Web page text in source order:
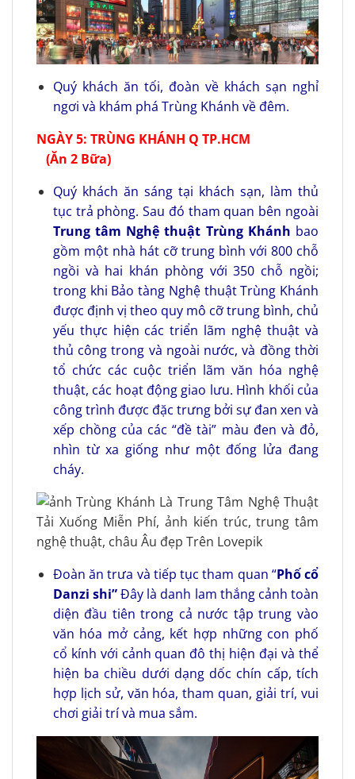
Quý khách ăn tối, đoàn về khách sạn nghỉ
ngơi và khám phá Trùng Khánh về đêm.
NGÀY 5:TRÙNG KHÁNH Q TP.HCM
(Ăn 2 Bữa)
Quý khách ăn sáng tại khách sạn, làm thủ
tục trả phòng. Sau đó tham quan bên ngoài
Trung tâm Nghệ thuật Trùng Khánh bao
gồm một nhà hát cỡ trung bình với 800 chỗ
ngồi và hai khán phòng với 350 chỗ ngồi;
trong khi Bảo tàng Nghệ thuật Trùng Khánh
được định vị theo quy mô cỡ trung bình, chủ
yếu thực hiện các triển lãm nghệ thuật và
thủ công trong và ngoài nước, và đồng thời
tổ chức các cuộc triển lãm văn hóa nghệ
thuật, các hoạt động giao lưu. Hình khối của
công trình được đặc trưng bởi sự đan xen và
xếp chồng của các “đề tài” màu đen và đỏ,
nhìn từ xa giống như một đống lửa đang
cháy.
Đoàn ăn trưa và tiếp tục tham quan “Phố cổ
Danzi shi”Đây là danh lam thắng cảnh toàn
diện đầu tiên trong cả nước tập trung vào
văn hóa mở cảng, kết hợp những con phố
cổ kính với cảnh quan đô thị hiện đại và thể
hiện ba chiều dưới dạng dốc chín cấp, tích
hợp lịch sử, văn hóa, tham quan, giải trí, vui
chơi giải trí và mua sắm.